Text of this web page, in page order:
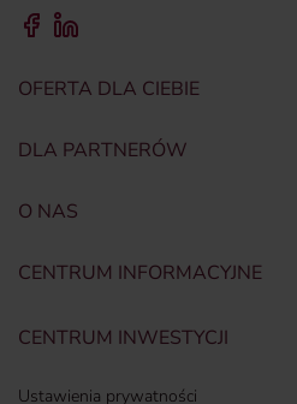
OFERTA DLA CIEBIE
DLA PARTNERÓW
O NAS
CENTRUM INFORMACYJNE
CENTRUM INWESTYCJI
Ustawienia prywatności